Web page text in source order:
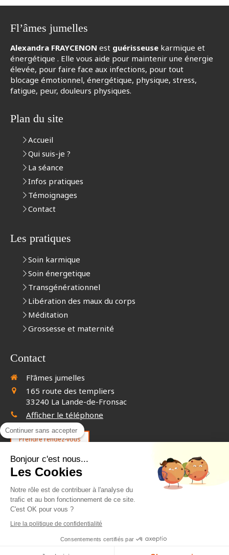
Fl’âmes jumelles
Alexandra FRAYCENON est guérisseuse karmique et
énergétique . Elle vous aide pour maintenir une énergie
élevée, pour faire face aux infections, pour tout
blocage émotionnel, énergétique, physique, stress,
fatigue, peur, douleurs physiques.
Plan du site
Accueil
Qui suis-je ?
La séance
Infos pratiques
Témoignages
Contact
Les pratiques
Soin karmique
Soin énergetique
Transgénérationnel
Libération des maux du corps
Méditation
Grossesse et maternité
Contact
Fl’âmes jumelles
165 route des templiers
33240 La Lande-de-Fronsac
Afficher le téléphone
Prendre rendez-vous
©2020 Fl’âmes jumelles - Guérisseuse à La Lande-de-
Création et référencement du site par Simplébo
Continuer sans accepter
Bonjour c'est nous...
Les Cookies
Notre rôle est de contribuer à l'analyse du
trafic et au bon fonctionnement de ce site.
C'est OK pour vous ?
Lire la politique de confidentialité
Consentements certifiés par